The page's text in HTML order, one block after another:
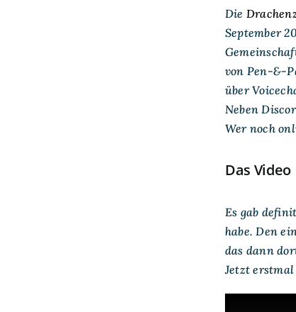
Die
September
von Pen-&-
über
Neben
Wer noch
Das Video
Es gab
habe. Den
das dann
Jetzt